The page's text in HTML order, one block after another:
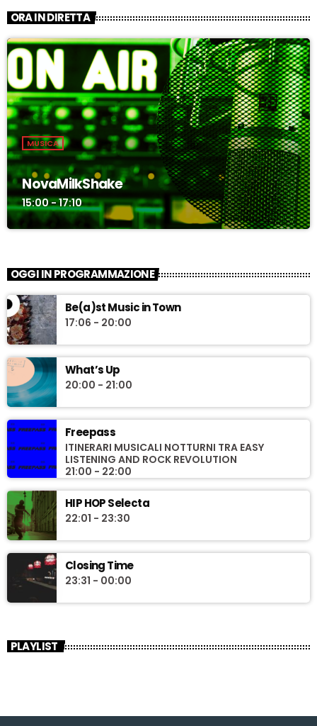
ORA IN DIRETTA
MUSICA
NovaMilkShake
15:00 - 17:10
OGGI IN PROGRAMMAZIONE
Be(a)st Music in Town
17:06 - 20:00
What’s Up
20:00 - 21:00
Freepass
ITINERARI MUSICALI NOTTURNI TRA EASY
LISTENING AND ROCK REVOLUTION
21:00 - 22:00
HIP HOP Selecta
22:01 - 23:30
Closing Time
23:31 - 00:00
PLAYLIST